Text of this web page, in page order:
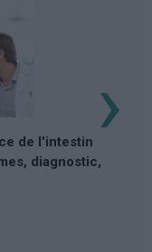
de l'intestin
diagnostic,
›